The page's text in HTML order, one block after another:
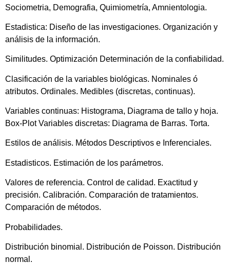
Sociometria, Demografia, Quimiometría, Amnientologia.
Estadistica: Diseño de las investigaciones. Organización y
análisis de la información.
Similitudes. Optimización Determinación de la confiabilidad.
Clasificación de la variables biológicas. Nominales ó
atributos. Ordinales. Medibles (discretas, continuas).
Variables continuas: Histograma, Diagrama de tallo y hoja.
Box-Plot Variables discretas: Diagrama de Barras. Torta.
Estilos de análisis. Métodos Descriptivos e Inferenciales.
Estadisticos. Estimación de los parámetros.
Valores de referencia. Control de calidad. Exactitud y
precisión. Calibración. Comparación de tratamientos.
Comparación de métodos.
Probabilidades.
Distribución binomial. Distribución de Poisson. Distribución
normal.